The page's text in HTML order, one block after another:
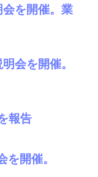
を開催。業
会を開催。
報告
開催。